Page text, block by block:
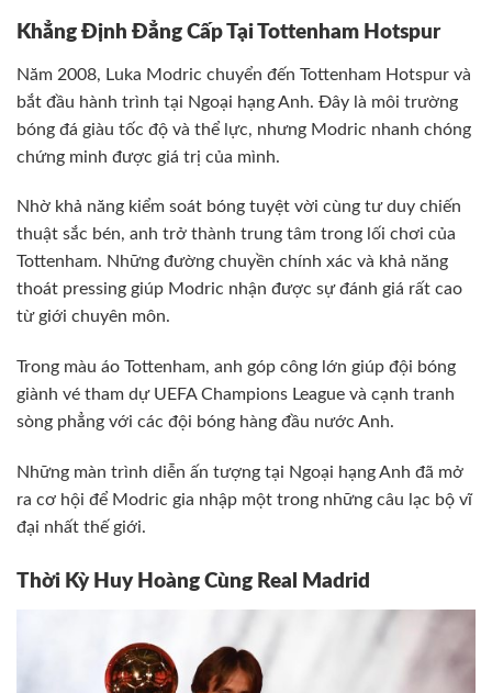
Khẳng Định Đẳng Cấp Tại Tottenham Hotspur
Năm 2008, Luka Modric chuyển đến Tottenham Hotspur và
bắt đầu hành trình tại Ngoại hạng Anh. Đây là môi trường
bóng đá giàu tốc độ và thể lực, nhưng Modric nhanh chóng
chứng minh được giá trị của mình.
Nhờ khả năng kiểm soát bóng tuyệt vời cùng tư duy chiến
thuật sắc bén, anh trở thành trung tâm trong lối chơi của
Tottenham. Những đường chuyền chính xác và khả năng
thoát pressing giúp Modric nhận được sự đánh giá rất cao
từ giới chuyên môn.
Trong màu áo Tottenham, anh góp công lớn giúp đội bóng
giành vé tham dự UEFA Champions League và cạnh tranh
sòng phẳng với các đội bóng hàng đầu nước Anh.
Những màn trình diễn ấn tượng tại Ngoại hạng Anh đã mở
ra cơ hội để Modric gia nhập một trong những câu lạc bộ vĩ
đại nhất thế giới.
Thời Kỳ Huy Hoàng Cùng Real Madrid